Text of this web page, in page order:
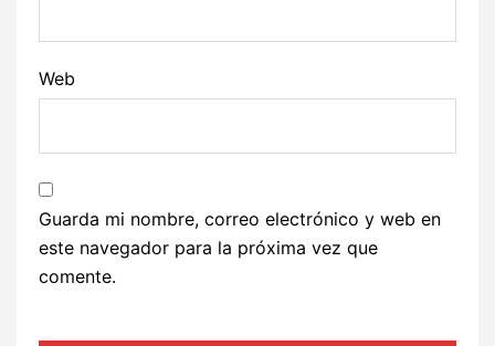
Web
Guarda mi nombre, correo electrónico y web en
este navegador para la próxima vez que
comente.